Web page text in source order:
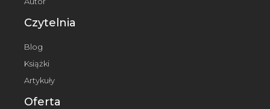
Czytelnia
Blog
Książki
Artykuły
Oferta